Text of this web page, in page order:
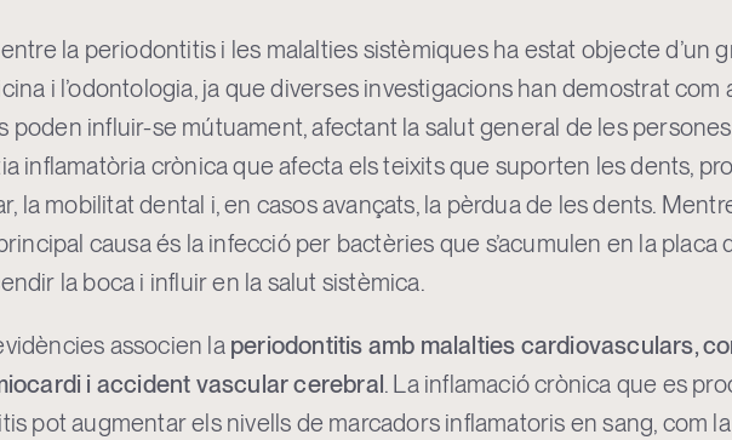
la periodontitis i les malalties sistèmiques ha estat objecte d’un
i l’odontologia, ja que diverses investigacions han demostrat com
poden influir-se mútuament, afectant la salut general de les
inflamatòria crònica que afecta els teixits que suporten les dents,
la mobilitat dental i, en casos avançats, la pèrdua de les dents.
causa és la infecció per bactèries que s’acumulen en la placa
la boca i influir en la salut sistèmica.
associen la periodontitis amb malalties cardiovasculars,
i accident vascular cerebral. La inflamació crònica que es
pot augmentar els nivells de marcadors inflamatoris en sang, com